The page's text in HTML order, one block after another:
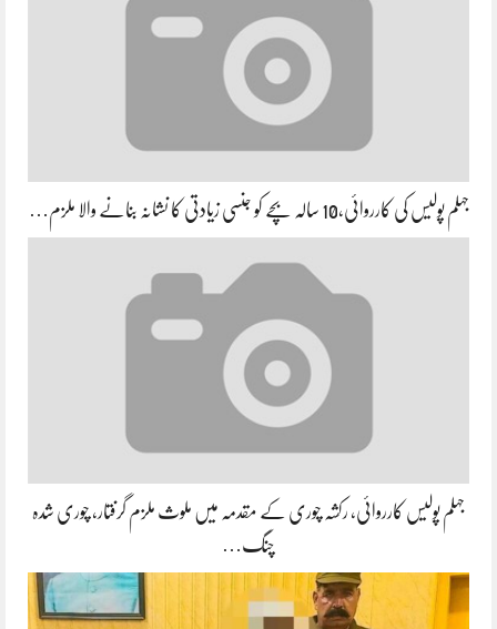
جہلم پولیس کی کارروائی،10 سالہ بچے کو جنسی زیادتی کا نشانہ بنانے والا ملزم…
جہلم پولیس کارروائی، رکشہ چوری کے مقدمہ میں ملوث ملزم گرفتار، چوری شدہ
چنگ…